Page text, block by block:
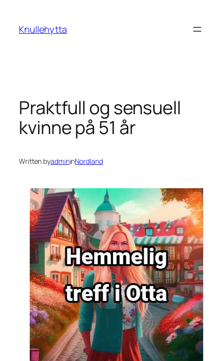
content
Knullehytta
Praktfull og sensuell
kvinne på 51 år
Written byadmininNordland